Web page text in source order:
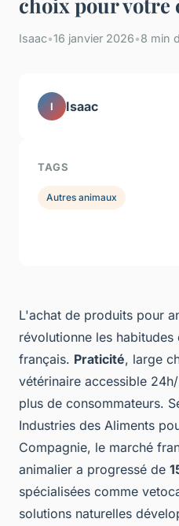
Isaac•16 janvier 2026•8 min
L'achat de produits pour
révolutionne les
français. Praticité, large
vétérinaire accessible
plus de consommateurs.
Industries des Aliments
Compagnie, le marché
animalier a progressé de
spécialisées comme
solutions naturelles
I Isaac
TAGS
Autres animaux